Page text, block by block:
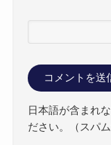
日本語が含まれ
ださい。（スパム